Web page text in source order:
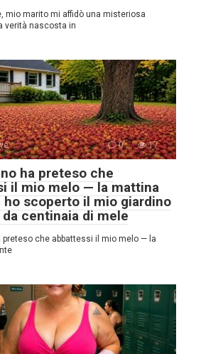
mio marito mi affidò una misteriosa
verità nascosta in
0 17
ha preteso che
il mio melo — la mattina
ho scoperto il mio giardino
centinaia di mele
preteso che abbattessi il mio melo — la